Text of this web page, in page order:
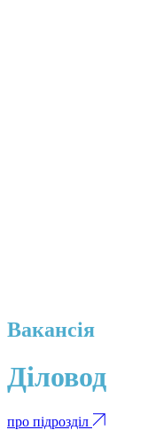
Вакансія
Діловод
про підрозділ